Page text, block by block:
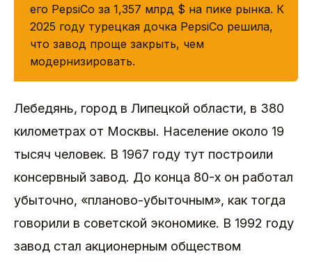
его PepsiCo за 1,357 млрд $ на пике рынка. К
2025 году турецкая дочка PepsiCo решила,
что завод проще закрыть, чем
модернизировать.
Лебедянь, город в Липецкой области, в 380
километрах от Москвы. Население около 19
тысяч человек. В 1967 году тут построили
консервный завод. До конца 80-х он работал
убыточно, «планово-убыточным», как тогда
говорили в советской экономике. В 1992 году
завод стал акционерным обществом